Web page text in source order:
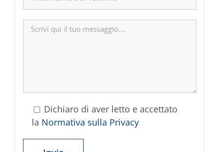
Dichiaro di aver letto e accettato
la Normativa sulla Privacy